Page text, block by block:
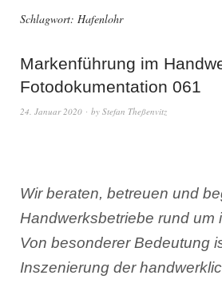
Schlagwort: Hafenlohr
Markenführung im
Fotodokumentation 061
24. Januar 2020 by Stefan Theßenvitz
Wir beraten, betreuen und
Handwerksbetriebe rund um
Von besonderer Bedeutung
Inszenierung der